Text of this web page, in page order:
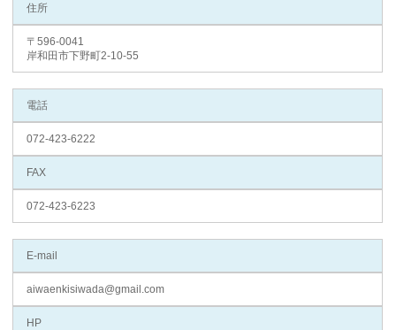
住所
〒596-0041
岸和田市下野町2-10-55
電話
072-423-6222
FAX
072-423-6223
E-mail
aiwaenkisiwada@gmail.com
HP